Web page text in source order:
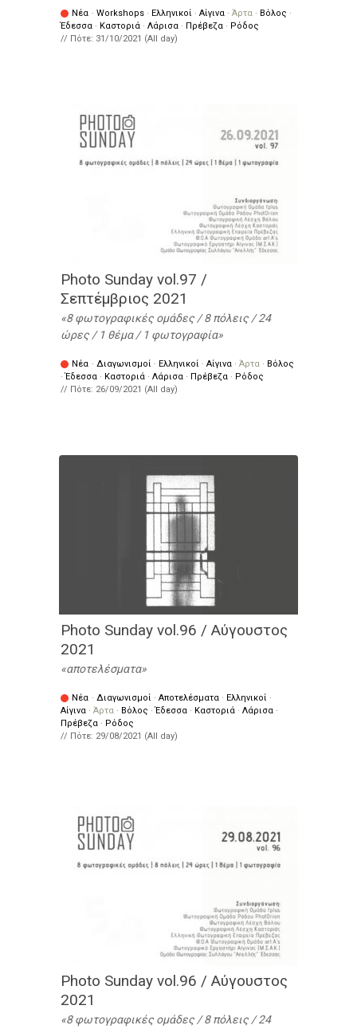
Νέα · Workshops · Ελληνικοί · Αίγινα · Άρτα · Βόλος ·
Έδεσσα · Καστοριά · Λάρισα · Πρέβεζα · Ρόδος
// Πότε: 31/10/2021 (All day)
Photo Sunday vol.97 /
Σεπτέμβριος 2021
8 φωτογραφικές ομάδες / 8 πόλεις / 24
ώρες / 1 θέμα / 1 φωτογραφία
Νέα · Διαγωνισμοί · Ελληνικοί · Αίγινα · Άρτα · Βόλος
·Έδεσσα · Καστοριά · Λάρισα · Πρέβεζα · Ρόδος
// Πότε: 26/09/2021 (All day)
Photo Sunday vol.96 / Αύγουστος
2021
αποτελέσματα
Νέα · Διαγωνισμοί · Αποτελέσματα · Ελληνικοί ·
Αίγινα · Άρτα · Βόλος ·Έδεσσα · Καστοριά · Λάρισα ·
Πρέβεζα · Ρόδος
// Πότε: 29/08/2021 (All day)
Photo Sunday vol.96 / Αύγουστος
2021
8 φωτογραφικές ομάδες / 8 πόλεις / 24